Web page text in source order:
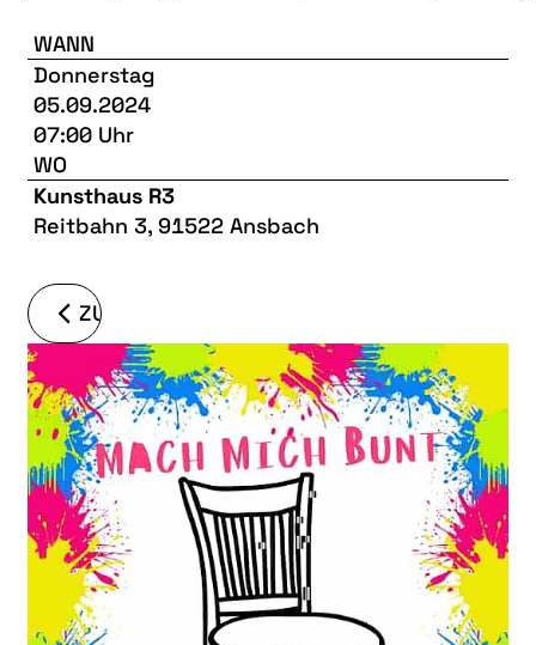
BEFREUNDETE KUNSTVEREINE
WANN
Donnerstag
05.09.2024
07:00 Uhr
WO
Kunsthaus R3
Reitbahn 3, 91522 Ansbach
ZURÜCK